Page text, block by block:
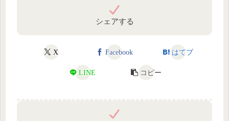
シェアする
X Facebook はてブ
LINE コピー